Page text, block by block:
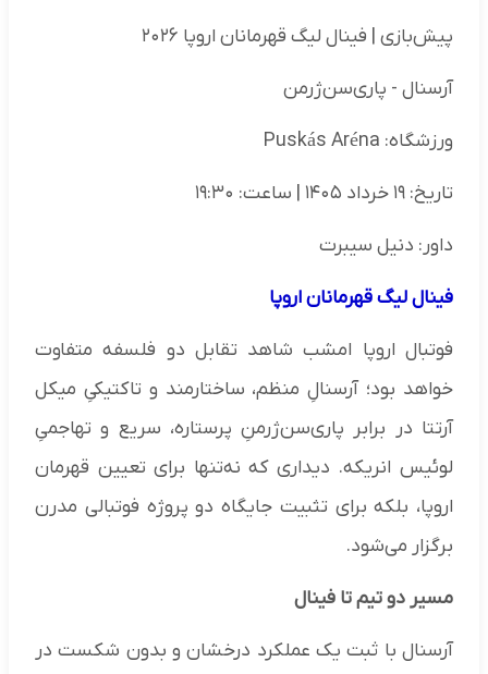
پیش‌بازی | فینال لیگ قهرمانان اروپا ۲۰۲۶
آرسنال - پاری‌سن‌ژرمن
ورزشگاه: Puskás Aréna
تاریخ: ۱۹ خرداد ۱۴۰۵ | ساعت: ۱۹:۳۰
داور: دنیل سیبرت
فینال لیگ قهرمانان اروپا
فوتبال اروپا امشب شاهد تقابل دو فلسفه متفاوت
خواهد بود؛ آرسنالِ منظم، ساختارمند و تاکتیکیِ میکل
آرتتا در برابر پاری‌سن‌ژرمنِ پرستاره، سریع و تهاجمیِ
لوئیس انریکه. دیداری که نه‌تنها برای تعیین قهرمان
اروپا، بلکه برای تثبیت جایگاه دو پروژه فوتبالی مدرن
برگزار می‌شود.
مسیر دو تیم تا فینال
آرسنال با ثبت یک عملکرد درخشان و بدون شکست در